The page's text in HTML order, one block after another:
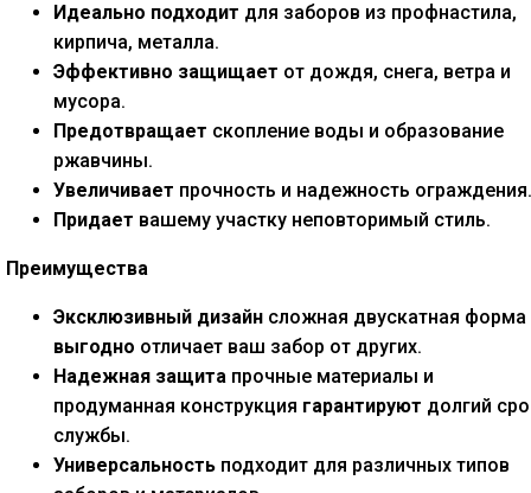
Идеально подходит для заборов из профнастила,
кирпича, металла.
Эффективно защищает от дождя, снега, ветра и
мусора.
Предотвращает скопление воды и образование
ржавчины.
Увеличивает прочность и надежность ограждения.
Придает вашему участку неповторимый стиль.
Преимущества
Эксклюзивный дизайн сложная двускатная форма
выгодно отличает ваш забор от других.
Надежная защита прочные материалы и
продуманная конструкция гарантируют долгий
службы.
Универсальность подходит для различных типов